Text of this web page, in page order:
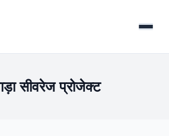
Menu
सीवरेज प्रोजेक्ट